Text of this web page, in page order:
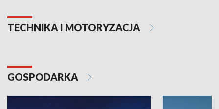
TECHNIKA I MOTORYZACJA
GOSPODARKA